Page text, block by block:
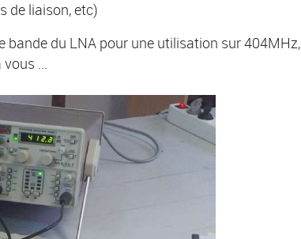
de liaison, etc)
bande du LNA pour une utilisation sur 404MHz,
...